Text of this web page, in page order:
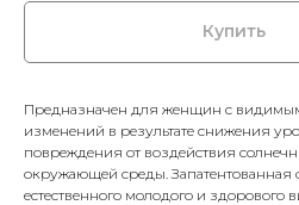
Купить
Предназначен для женщин с
изменений в результате снижения
повреждения от воздействия
окружающей среды. Запатентованная
естественного молодого и здорового